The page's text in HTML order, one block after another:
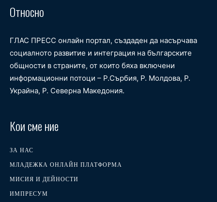
Относно
ГЛАС ПРЕСС онлайн портал, създаден да насърчава
социалното развитие и интеграция на българските
общности в страните, от които бяха включени
информационни потоци – Р.Сърбия, Р. Молдова, Р.
Украйна, Р. Северна Македония.
Кои сме ние
ЗА НАС
МЛАДЕЖКА ОНЛАЙН ПЛАТФОРМА
МИСИЯ И ДЕЙНОСТИ
ИМПРЕСУМ